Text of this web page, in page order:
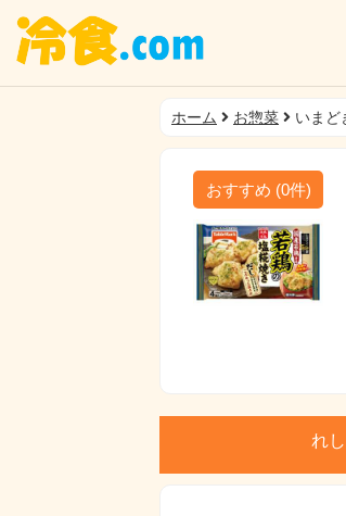
ホーム お惣菜 いま
おすすめ (0件)
れ